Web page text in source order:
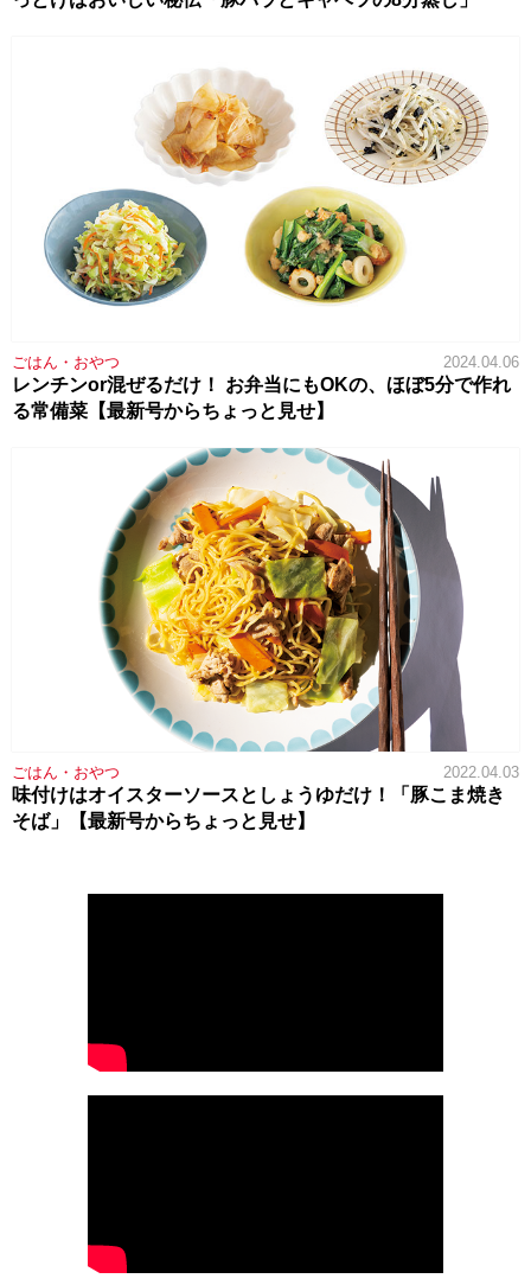
ごはん・おやつ 2024.04.06
レンチンor混ぜるだけ！ お弁当にもOKの、ほぼ5分で作れ
る常備菜【最新号からちょっと見せ】
ごはん・おやつ 2022.04.03
味付けはオイスターソースとしょうゆだけ！「豚こま焼き
そば」【最新号からちょっと見せ】